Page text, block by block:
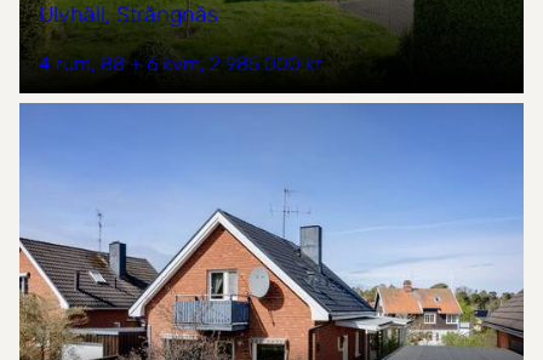
Ulvhäll, Strängnäs
4 rum 88 + 6 kvm 2 985 000 kr